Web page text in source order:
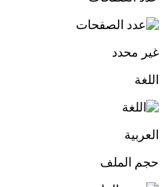
غير محدد
اللغة
العربية
حجم الملف